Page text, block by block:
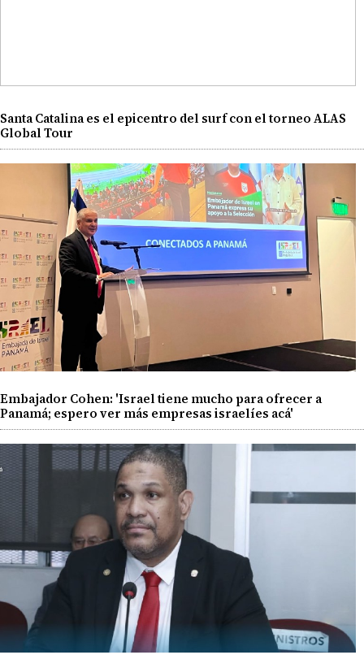
Santa Catalina es el epicentro del surf con el torneo ALAS
Global Tour
Embajador Cohen: 'Israel tiene mucho para ofrecer a
Panamá; espero ver más empresas israelíes acá'